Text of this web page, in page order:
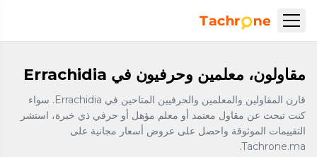
مقاولون، معلمين وحرفيون في Errachidia
قارن المقاولين والمعلمين والحرفيين المتاحين في Errachidia. سواء
كنت تبحث عن مقاول معتمد أو معلم مؤهل أو حرفي ذي خبرة، استشر
التقييمات الموثوقة واحصل على عروض أسعار مجانية على
Tachrone.ma.